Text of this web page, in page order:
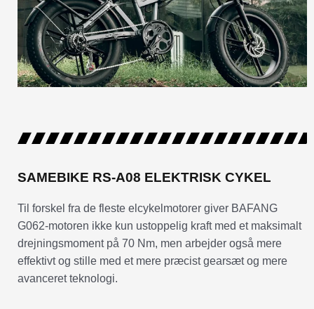
SAMEBIKE RS-A08 ELEKTRISK CYKEL
Til forskel fra de fleste elcykelmotorer giver BAFANG
G062-motoren ikke kun ustoppelig kraft med et maksimalt
drejningsmoment på 70 Nm, men arbejder også mere
effektivt og stille med et mere præcist gearsæt og mere
avanceret teknologi.